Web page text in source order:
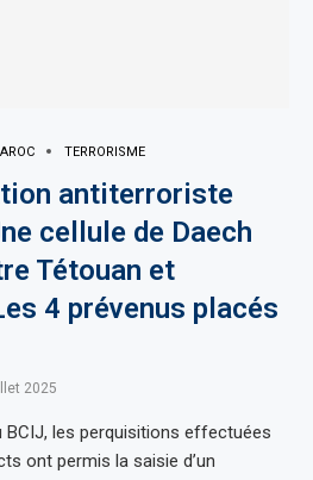
TERRORISME
antiterroriste
cellule de Daech
Tétouan et
4 prévenus placés
2025
BCIJ, les perquisitions effectuées
ont permis la saisie d’un